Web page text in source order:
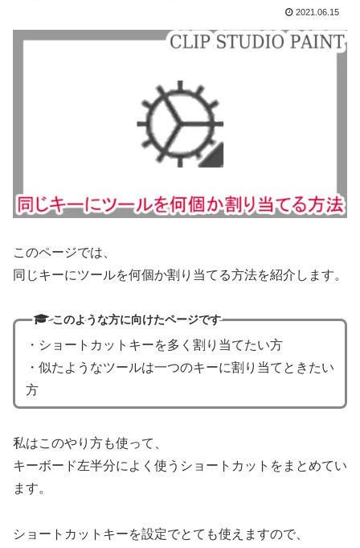
2021.06.15
このページでは、
同じキーにツールを何個か割り当てる方法を紹介します。
このような方に向けたページです
・ショートカットキーを多く割り当てたい方
・似たようなツールは一つのキーに割り当てときたい
方
私はこのやり方も使って、
キーボード左半分によく使うショートカットをまとめてい
ます。
ショートカットキーを設定でとても使えますので、